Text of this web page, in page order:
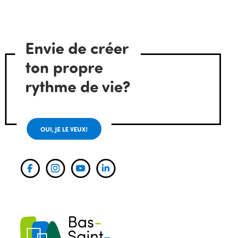
Envie de créer
ton propre
rythme de vie?
OUI, JE LE VEUX!